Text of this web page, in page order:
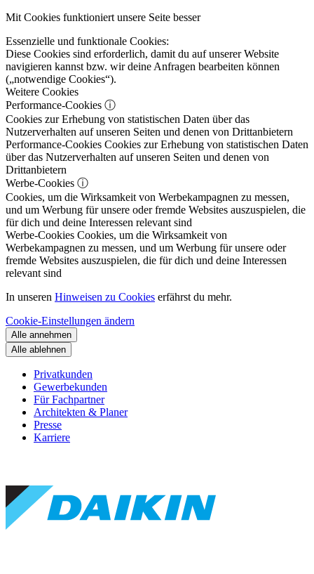
Mit Cookies funktioniert unsere Seite besser
Essenzielle und funktionale Cookies:
Diese Cookies sind erforderlich, damit du auf unserer Website
navigieren kannst bzw. wir deine Anfragen bearbeiten können
(„notwendige Cookies“).
Weitere Cookies
Performance-Cookies ⓘ
Cookies zur Erhebung von statistischen Daten über das
Nutzerverhalten auf unseren Seiten und denen von Drittanbietern
Performance-Cookies Cookies zur Erhebung von statistischen Daten
über das Nutzerverhalten auf unseren Seiten und denen von
Drittanbietern
Werbe-Cookies ⓘ
Cookies, um die Wirksamkeit von Werbekampagnen zu messen,
und um Werbung für unsere oder fremde Websites auszuspielen, die
für dich und deine Interessen relevant sind
Werbe-Cookies Cookies, um die Wirksamkeit von
Werbekampagnen zu messen, und um Werbung für unsere oder
fremde Websites auszuspielen, die für dich und deine Interessen
relevant sind
In unseren Hinweisen zu Cookies erfährst du mehr.
Cookie-Einstellungen ändern
Alle annehmen
Alle ablehnen
Privatkunden
Gewerbekunden
Für Fachpartner
Architekten & Planer
Presse
Karriere